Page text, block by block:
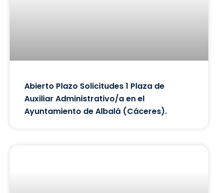
Abierto Plazo Solicitudes 1 Plaza de
Auxiliar Administrativo/a en el
Ayuntamiento de Albalá (Cáceres).